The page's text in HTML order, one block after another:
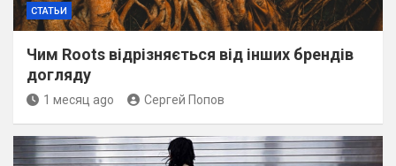
СТАТЬИ
Чим Roots відрізняється від інших брендів
догляду
1 месяц ago Сергей Попов